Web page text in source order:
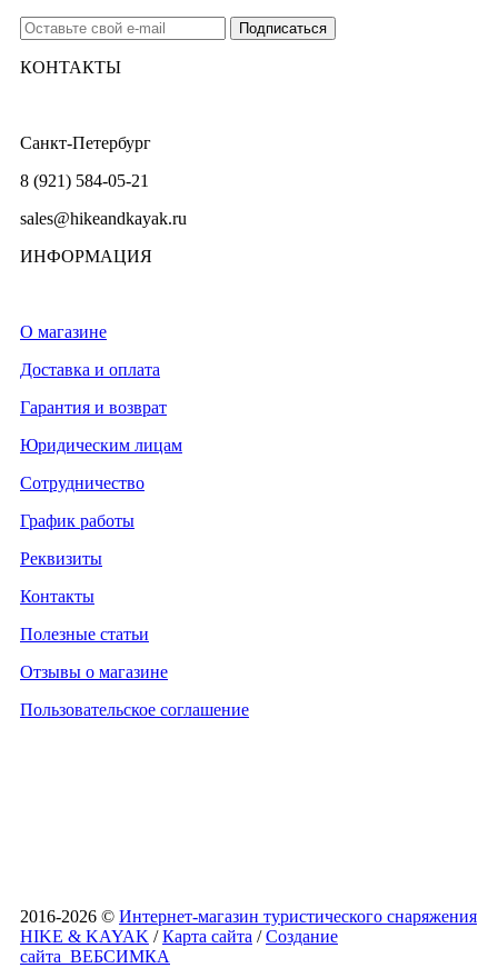
КОНТАКТЫ
Санкт-Петербург
8 (921) 584-05-21
sales@hikeandkayak.ru
ИНФОРМАЦИЯ
О магазине
Доставка и оплата
Гарантия и возврат
Юридическим лицам
Сотрудничество
График работы
Реквизиты
Контакты
Полезные статьи
Отзывы о магазине
Пользовательское соглашение
2016-2026 © Интернет-магазин туристического снаряжения
HIKE & KAYAK /Карта сайта /Создание
сайта ВЕБСИМКА